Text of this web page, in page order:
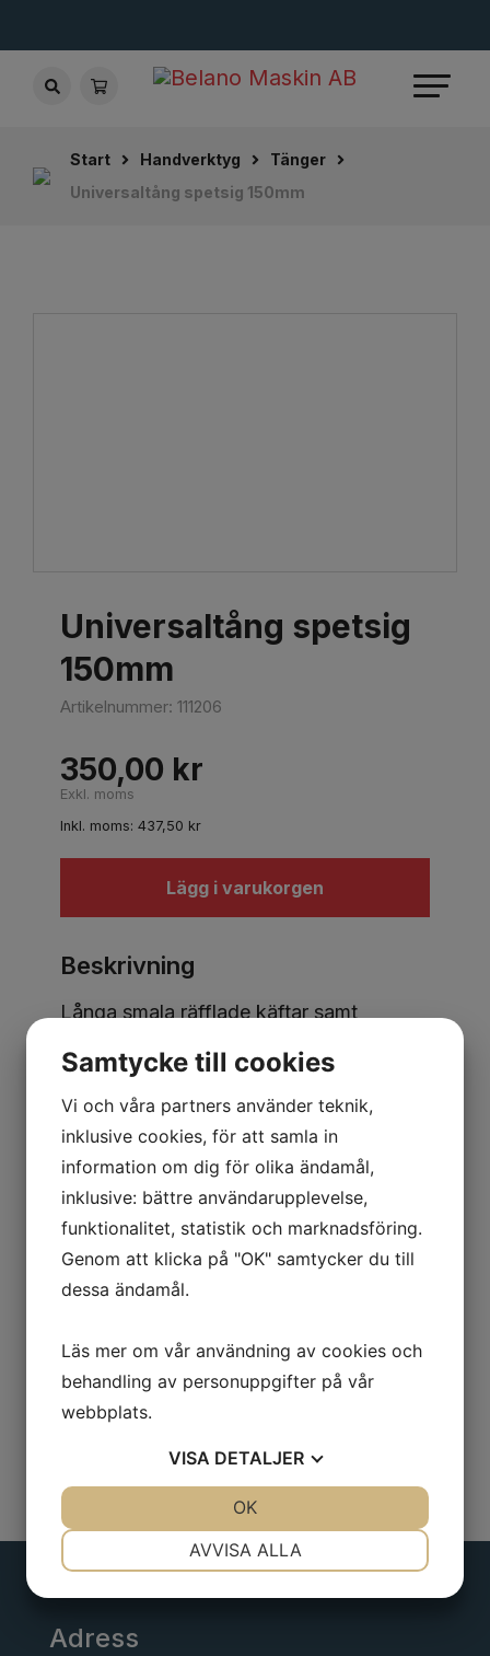
Start Handverktyg
Tänger
Universaltång spetsig 150mm
Universaltång spetsig
150mm
Artikelnummer: 111206
350,00 kr
Exkl. moms
Inkl. moms: 437,50 kr
Lägg i varukorgen
Beskrivning
Långa smala räfflade käftar samt
Försedd med rörgrepp och avbitare.
Självlåsande och utrustad med
utlösningsarm.
Längd: 150mm
Gripvidd: 55mm
Adress
Samtycke till cookies
Vi och våra partners använder teknik,
inklusive cookies, för att samla in
information om dig för olika ändamål,
inklusive: bättre användarupplevelse,
funktionalitet, statistik och marknadsföring.
Genom att klicka på "OK" samtycker du till
dessa ändamål.
Läs mer om vår användning av cookies och
behandling av personuppgifter på vår
webbplats.
VISA DETALJER
AVVISA ALLA
OK